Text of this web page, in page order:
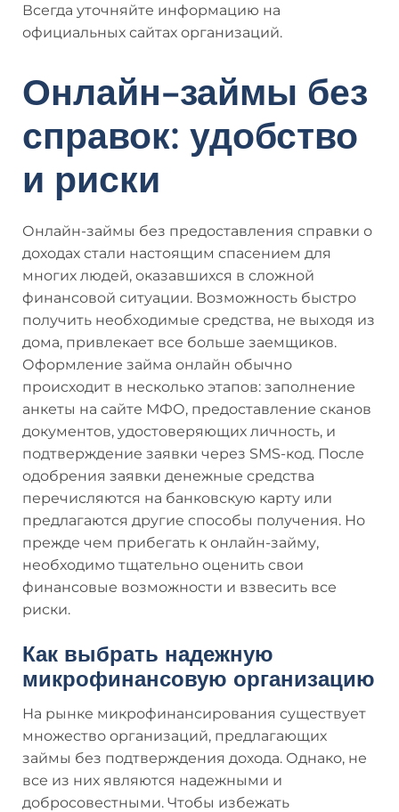
Всегда уточняйте информацию на
официальных сайтах организаций.
Онлайн-займы без
справок: удобство
и риски
Онлайн-займы без предоставления справки о
доходах стали настоящим спасением для
многих людей, оказавшихся в сложной
финансовой ситуации. Возможность быстро
получить необходимые средства, не выходя из
дома, привлекает все больше заемщиков.
Оформление займа онлайн обычно
происходит в несколько этапов: заполнение
анкеты на сайте МФО, предоставление сканов
документов, удостоверяющих личность, и
подтверждение заявки через SMS-код. После
одобрения заявки денежные средства
перечисляются на банковскую карту или
предлагаются другие способы получения. Но
прежде чем прибегать к онлайн-займу,
необходимо тщательно оценить свои
финансовые возможности и взвесить все
риски.
Как выбрать надежную
микрофинансовую организацию
На рынке микрофинансирования существует
множество организаций, предлагающих
займы без подтверждения дохода. Однако, не
все из них являются надежными и
добросовестными. Чтобы избежать